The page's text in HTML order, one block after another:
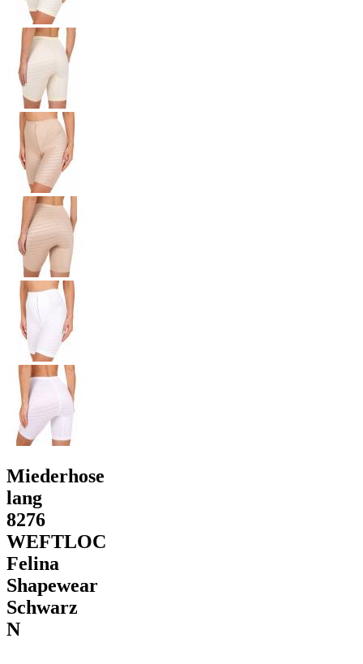
Miederhose
lang
8276
WEFTLOC
Felina
Shapewear
Schwarz
N